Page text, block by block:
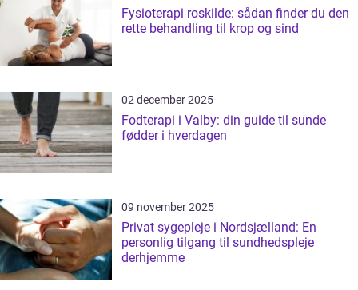
Fysioterapi roskilde: sådan finder du den
rette behandling til krop og sind
02 december 2025
Fodterapi i Valby: din guide til sunde
fødder i hverdagen
09 november 2025
Privat sygepleje i Nordsjælland: En
personlig tilgang til sundhedspleje
derhjemme